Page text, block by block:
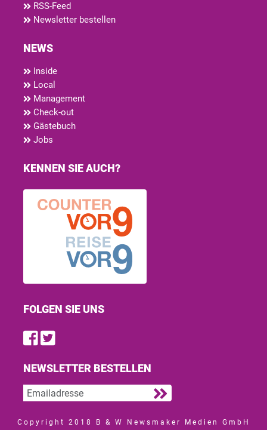
RSS-Feed
Newsletter bestellen
NEWS
Inside
Local
Management
Check-out
Gästebuch
Jobs
KENNEN SIE AUCH?
FOLGEN SIE UNS
Find us on Facebook
Follow us on Twitter
NEWSLETTER BESTELLEN
Copyright 2018 B & W Newsmaker Medien GmbH